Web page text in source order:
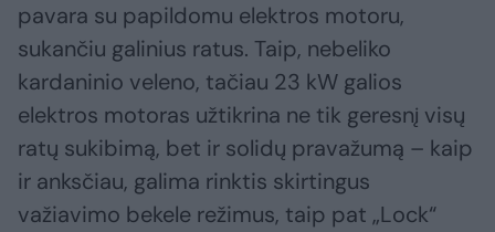
pavara su papildomu elektros motoru,
sukančiu galinius ratus. Taip, nebeliko
kardaninio veleno, tačiau 23 kW galios
elektros motoras užtikrina ne tik geresnį visų
ratų sukibimą, bet ir solidų pravažumą – kaip
ir anksčiau, galima rinktis skirtingus
važiavimo bekele režimus, taip pat „Lock“